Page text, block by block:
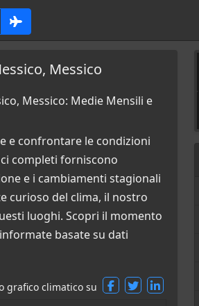
Messico
Messico: Medie Mensili e
e confrontare le condizioni
completi forniscono
e i cambiamenti stagionali
curioso del clima, il nostro
luoghi. Scopri il momento
basate su dati
grafico climatico su